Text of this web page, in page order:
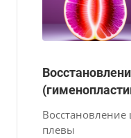
Восстановление
плевы